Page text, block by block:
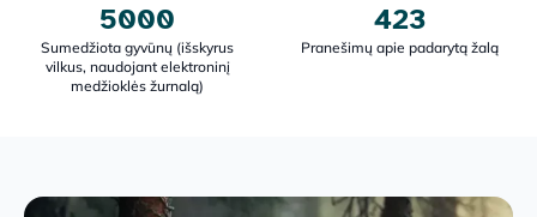
5000
Sumedžiota gyvūnų (išskyrus
vilkus, naudojant elektroninį
medžioklės žurnalą)
423
Pranešimų apie padarytą žalą